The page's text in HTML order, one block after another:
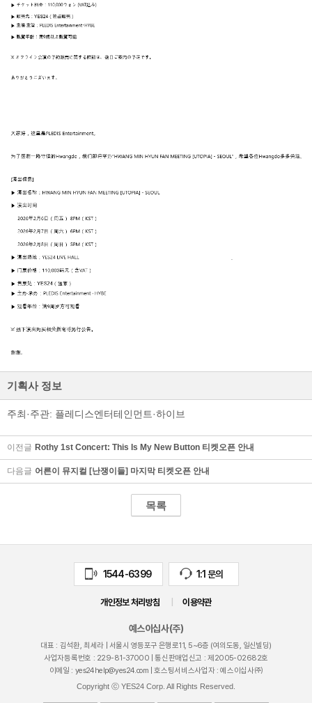
기획사 정보
주최·주관: 플레디스엔터테인먼트·하이브
이전글 Rothy 1st Concert: This Is My New Button 티켓오픈 안내
다음글 어른이 뮤지컬 [난쟁이들] 마지막 티켓오픈 안내
목록
1544-6399 1:1 문의
개인정보 처리방침 이용약관
예스이십사(주)
대표 : 김석환, 최세라 | 서울시 영등포구 은행로11, 5~6층 (여의도동, 일신빌딩)
사업자등록번호 : 229-81-37000 | 통신판매업신고 : 제2005-02682호
이메일 : yes24help@yes24.com | 호스팅서비스사업자 : 예스이십사㈜
Copyright ⓒ YES24 Corp. All Rights Reserved.